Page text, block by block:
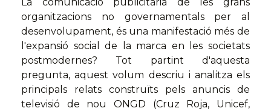
organitzacions no governamentals per al
desenvolupament, és una manifestació més de
l'expansió social de la marca en les societats
postmodernes? Tot partint d'aquesta
pregunta, aquest volum descriu i analitza els
principals relats construïts pels anuncis de
televisió de nou ONGD (Cruz Roja, Unicef,